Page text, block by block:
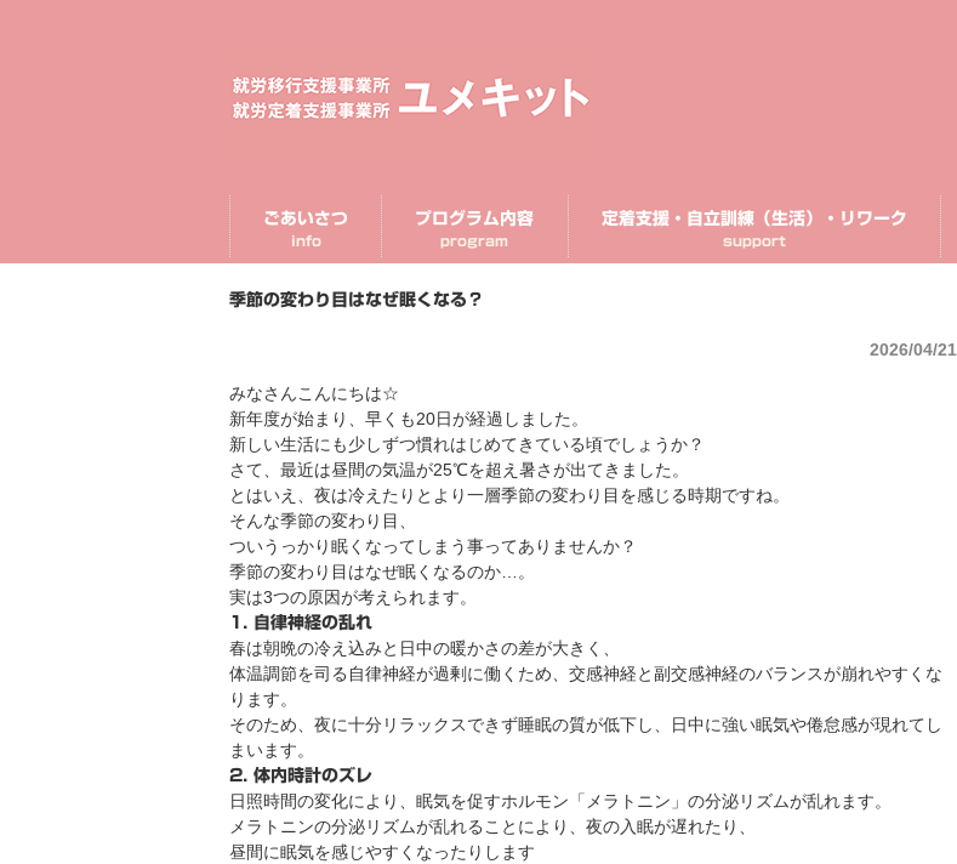
ごあいさつ
info
プログラム内容
program
定着支援・自立訓練（生活）・リワーク
support
季節の変わり目はなぜ眠くなる？
2026/04/21
みなさんこんにちは☆
新年度が始まり、早くも20日が経過しました。
新しい生活にも少しずつ慣れはじめてきている頃でしょうか？
さて、最近は昼間の気温が25℃を超え暑さが出てきました。
とはいえ、夜は冷えたりとより一層季節の変わり目を感じる時期ですね。
そんな季節の変わり目、
ついうっかり眠くなってしまう事ってありませんか？
季節の変わり目はなぜ眠くなるのか…。
実は3つの原因が考えられます。
1. 自律神経の乱れ
春は朝晩の冷え込みと日中の暖かさの差が大きく、
体温調節を司る自律神経が過剰に働くため、交感神経と副交感神経のバランスが崩れやすくな
ります。
そのため、夜に十分リラックスできず睡眠の質が低下し、日中に強い眠気や倦怠感が現れてし
まいます。
2. 体内時計のズレ
日照時間の変化により、眠気を促すホルモン「メラトニン」の分泌リズムが乱れます。
メラトニンの分泌リズムが乱れることにより、夜の入眠が遅れたり、
昼間に眠気を感じやすくなったりします